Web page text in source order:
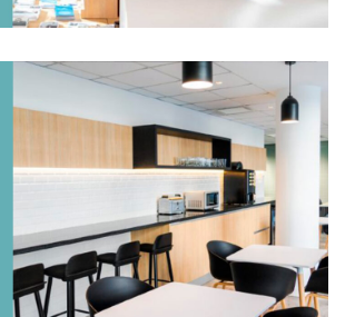
BRADESCO
de las oficinas de la sede del banco
en Argentina. Situado en el Barrio de
el edificio MADERO CENTER